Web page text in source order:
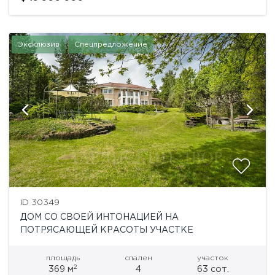
Эксклюзив Спецпредложение
ID 30349
ДОМ СО СВОЕЙ ИНТОНАЦИЕЙ НА
ПОТРЯСАЮЩЕЙ КРАСОТЫ УЧАСТКЕ
площадь
369 м2
спален
4
участок
63 сот.